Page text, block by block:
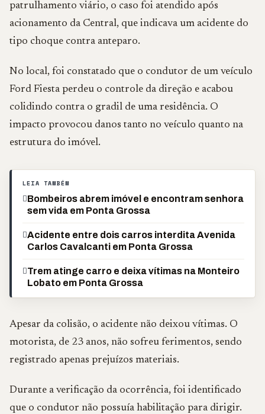
patrulhamento viário, o caso foi atendido após
acionamento da Central, que indicava um acidente do
tipo choque contra anteparo.
No local, foi constatado que o condutor de um veículo
Ford Fiesta perdeu o controle da direção e acabou
colidindo contra o gradil de uma residência. O
impacto provocou danos tanto no veículo quanto na
estrutura do imóvel.
LEIA TAMBÉM
Bombeiros abrem imóvel e encontram senhora
sem vida em Ponta Grossa
Acidente entre dois carros interdita Avenida
Carlos Cavalcanti em Ponta Grossa
Trem atinge carro e deixa vítimas na Monteiro
Lobato em Ponta Grossa
Apesar da colisão, o acidente não deixou vítimas. O
motorista, de 23 anos, não sofreu ferimentos, sendo
registrado apenas prejuízos materiais.
Durante a verificação da ocorrência, foi identificado
que o condutor não possuía habilitação para dirigir.